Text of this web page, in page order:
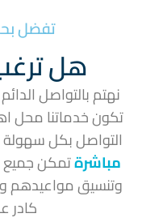
تفضل
هل
نهتم بالتواصل
تكون خدماتنا محل
التواصل بكل
مباشرةتمكن
وتنسيق مواعيدهم
كادر